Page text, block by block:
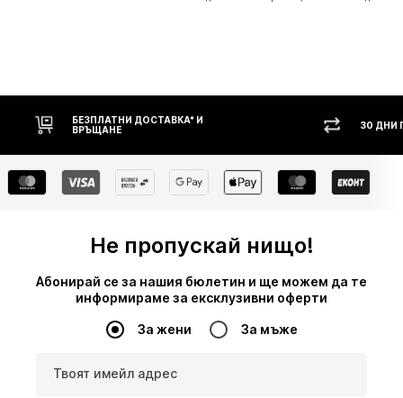
БЕЗПЛАТНИ ДОСТАВКА* И
ВРЪЩАНЕ
30 ДНИ
Не пропускай нищо!
Абонирай се за нашия бюлетин и ще можем да те
информираме за ексклузивни оферти
За жени За мъже
Твоят имейл адрес